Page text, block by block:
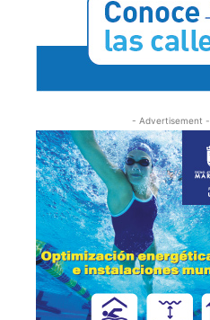
- Advertisement -